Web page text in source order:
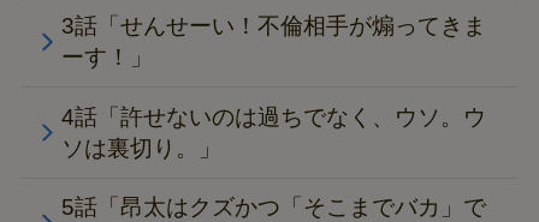
3話「せんせーい！不倫相手が煽ってきま
ーす！」
4話「許せないのは過ちでなく、ウソ。ウ
ソは裏切り。」
5話「昂太はクズかつ「そこまでバカ」で